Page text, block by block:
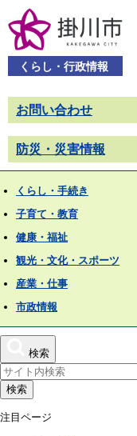
くらし・行政情報
お問い合わせ
防災・災害情報
くらし・手続き
子育て・教育
健康・福祉
観光・文化・スポーツ
産業・仕事
市政情報
検索
検索
注目ページ